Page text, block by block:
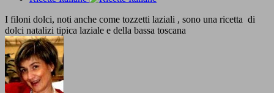
I filoni dolci, noti anche come tozzetti laziali , sono una ricetta di
dolci natalizi tipica laziale e della bassa toscana